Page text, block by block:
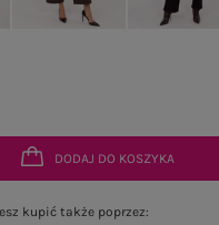
DODAJ DO KOSZYKA
kupić także poprzez: